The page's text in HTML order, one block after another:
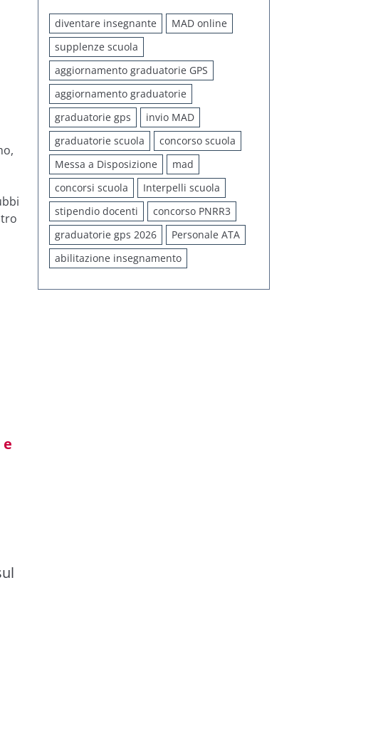
diventare insegnante
MAD online
supplenze scuola
aggiornamento graduatorie GPS
aggiornamento graduatorie
graduatorie gps
invio MAD
graduatorie scuola
concorso scuola
Messa a Disposizione
mad
concorsi scuola
Interpelli scuola
stipendio docenti
concorso PNRR3
graduatorie gps 2026
Personale ATA
abilitazione insegnamento